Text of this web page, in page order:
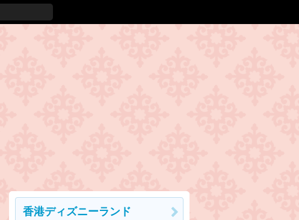
香港ディズニーランド